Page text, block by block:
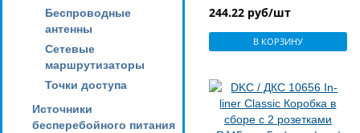
Беспроводные
антенны
Сетевые
маршрутизаторы
Точки доступа
Источники
бесперебойного питания
244.22 руб/шт
В КОРЗИНУ